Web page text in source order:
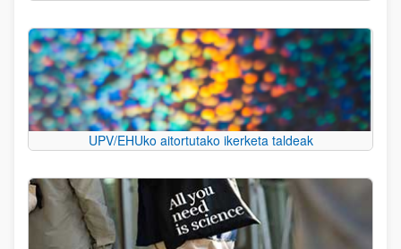
UPV/EHUko aitortutako ikerketa taldeak